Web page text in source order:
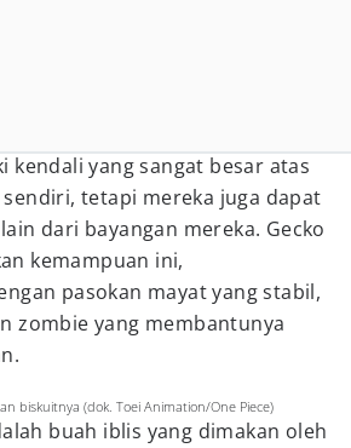
kendali yang sangat besar atas
tetapi mereka juga dapat
dari bayangan mereka. Gecko
kemampuan ini,
pasokan mayat yang stabil,
zombie yang membantunya
biskuitnya (dok. Toei Animation/One Piece)
buah iblis yang dimakan oleh